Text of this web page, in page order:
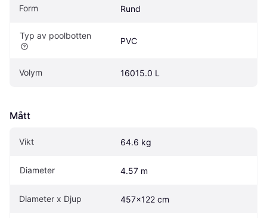
Form Rund
Typ av poolbotten
PVC
Volym 16015.0 L
Mått
Vikt 64.6 kg
Diameter 4.57 m
Diameter x Djup 457x122 cm